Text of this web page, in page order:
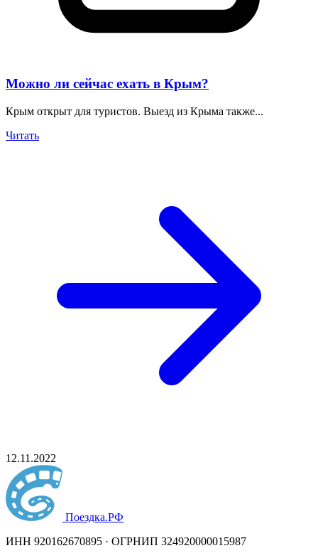
Можно ли сейчас ехать в Крым?
Крым открыт для туристов. Выезд из Крыма также...
Читать
12.11.2022
Поездка.РФ
ИНН 920162670895 · ОГРНИП 324920000015987